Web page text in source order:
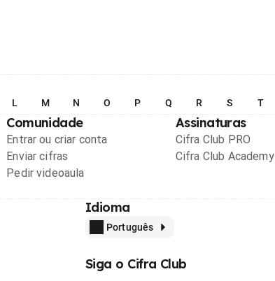
L M N O P Q R S T
Comunidade
Entrar ou criar conta
Enviar cifras
Pedir videoaula
Assinaturas
Cifra Club PRO
Cifra Club Academy
Idioma
Português
Siga o Cifra Club